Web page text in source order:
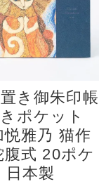
き御朱印帳
ポケット
悦雅乃 猫作
腹式 20ポケ
日本製